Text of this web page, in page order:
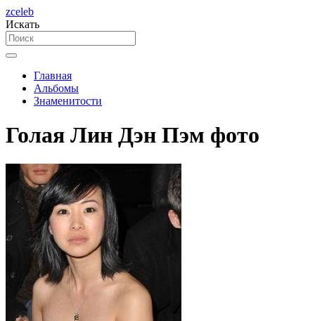
zceleb
Искать
Главная
Альбомы
Знаменитости
Голая Лин Дэн Пэм фото